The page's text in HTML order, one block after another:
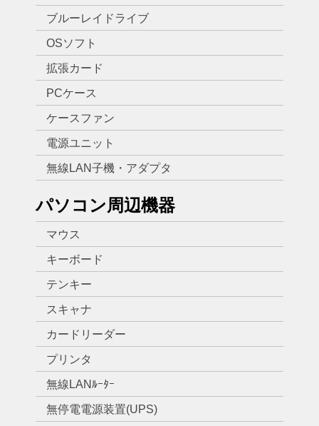
ブルーレイドライブ
OSソフト
拡張カード
PCケース
ケースファン
電源ユニット
無線LAN子機・アダプタ
パソコン周辺機器
マウス
キーボード
テンキー
スキャナ
カードリーダー
プリンタ
無線LANﾙｰﾀｰ
無停電電源装置(UPS)